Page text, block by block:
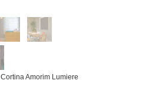
Cortina Amorim Lumiere